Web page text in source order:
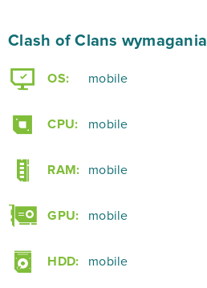
Clash of Clans wymagania
OS: mobile
CPU: mobile
RAM: mobile
GPU: mobile
HDD: mobile